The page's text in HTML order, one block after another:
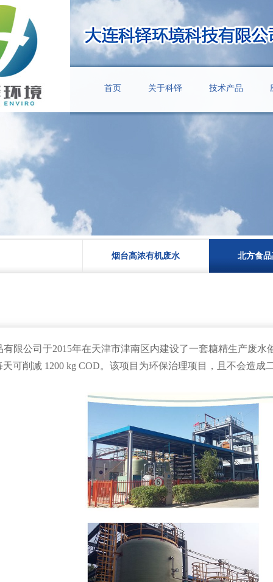
首页 关于科铎 技术产品
烟台高浓有机废水 北方食
公司于2015年在天津市津南区内建设了一套糖精生产废水
可削减 1200 kg COD。该项目为环保治理项目，且不会造成